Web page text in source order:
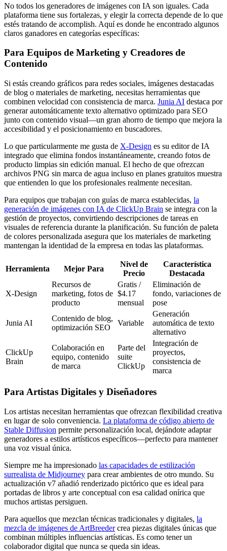
No todos los generadores de imágenes con IA son iguales. Cada
plataforma tiene sus fortalezas, y elegir la correcta depende de lo que
estés tratando de accomplish. Aquí es donde he encontrado algunos
claros ganadores en categorías específicas:
Para Equipos de Marketing y Creadores de
Contenido
Si estás creando gráficos para redes sociales, imágenes destacadas
de blog o materiales de marketing, necesitas herramientas que
combinen velocidad con consistencia de marca. Junia AI destaca por
generar automáticamente texto alternativo optimizado para SEO
junto con contenido visual—un gran ahorro de tiempo que mejora la
accesibilidad y el posicionamiento en buscadores.
Lo que particularmente me gusta de X-Design es su editor de IA
integrado que elimina fondos instantáneamente, creando fotos de
producto limpias sin edición manual. El hecho de que ofrezcan
archivos PNG sin marca de agua incluso en planes gratuitos muestra
que entienden lo que los profesionales realmente necesitan.
Para equipos que trabajan con guías de marca establecidas, la
generación de imágenes con IA de ClickUp Brain se integra con la
gestión de proyectos, convirtiendo descripciones de tareas en
visuales de referencia durante la planificación. Su función de paleta
de colores personalizada asegura que los materiales de marketing
mantengan la identidad de la empresa en todas las plataformas.
Herramienta Mejor Para
Nivel de
Precio
Característica
Destacada
X-Design
Recursos de
marketing, fotos de
producto
Gratis /
$4.17
mensual
Eliminación de
fondo, variaciones de
pose
Junia AI
Contenido de blog,
optimización SEO
Variable
Generación
automática de texto
alternativo
ClickUp
Brain
Colaboración en
equipo, contenido
de marca
Parte del
suite
ClickUp
Integración de
proyectos,
consistencia de
marca
Para Artistas Digitales y Diseñadores
Los artistas necesitan herramientas que ofrezcan flexibilidad creativa
en lugar de solo conveniencia. La plataforma de código abierto de
Stable Diffusion permite personalización local, dejándote adaptar
generadores a estilos artísticos específicos—perfecto para mantener
una voz visual única.
Siempre me ha impresionado las capacidades de estilización
surrealista de Midjourney para crear ambientes de otro mundo. Su
actualización v7 añadió renderizado pictórico que es ideal para
portadas de libros y arte conceptual con esa calidad onírica que
muchos artistas persiguen.
Para aquellos que mezclan técnicas tradicionales y digitales, la
mezcla de imágenes de ArtBreedercrea piezas digitales únicas que
combinan múltiples influencias artísticas. Es como tener un
colaborador digital que nunca se queda sin ideas.